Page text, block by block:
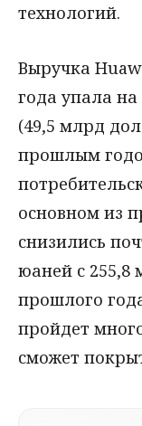
технологий.
Выручка
года упала
(49,5 млрд
прошлым
основном из
снизились
юаней с 255,8
прошлого
пройдет
сможет